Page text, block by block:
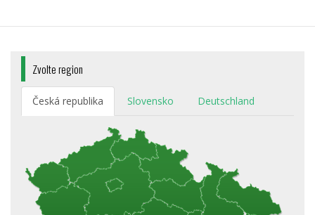
Zvolte region
Česká republika Slovensko Deutschland